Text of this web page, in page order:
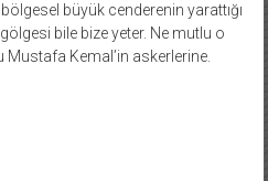
büyük cenderenin yarattığı
bile bize yeter. Ne mutlu o
Kemal’in askerlerine.